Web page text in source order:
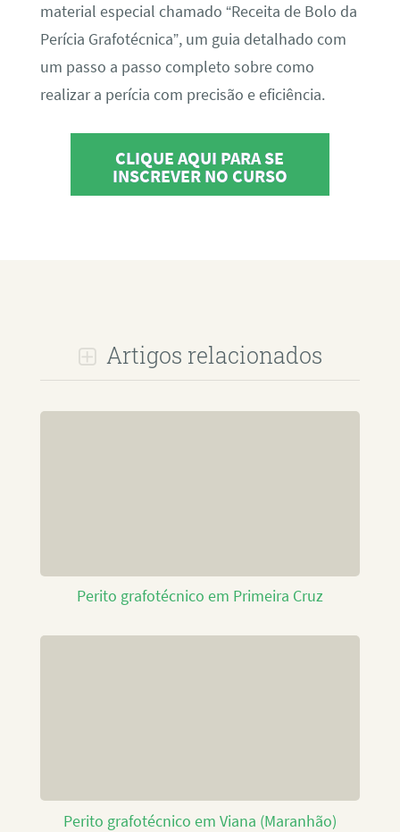
material especial chamado “Receita de Bolo da
Perícia Grafotécnica”, um guia detalhado com
um passo a passo completo sobre como
realizar a perícia com precisão e eficiência.
CLIQUE AQUI PARA SE
INSCREVER NO CURSO
Artigos relacionados
Perito grafotécnico em Primeira Cruz
Perito grafotécnico em Viana (Maranhão)